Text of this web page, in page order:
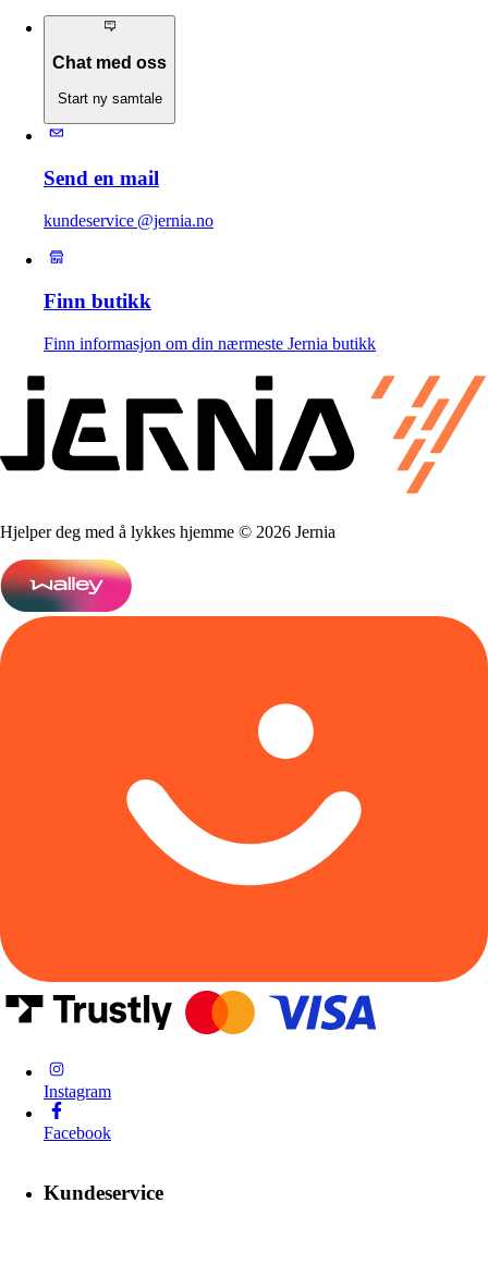
Chat med oss
Start ny samtale
Send en mail
kundeservice @jernia.no
Finn butikk
Finn informasjon om din nærmeste Jernia butikk
Hjelper deg med å lykkes hjemme © 2026 Jernia
Instagram
Facebook
Kundeservice